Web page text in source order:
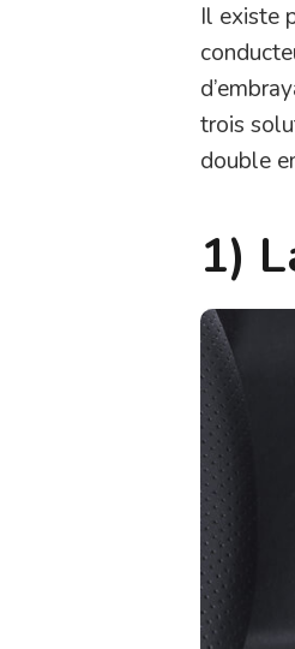
Il existe
trois
double
1)